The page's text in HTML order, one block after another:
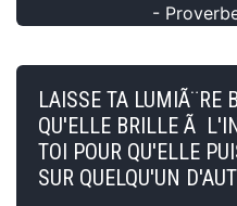
-
LAISSE TA LUMIÃ¨RE
QU'ELLE BRILLE Ã
TOI POUR QU'ELLE
SUR QUELQU'UN